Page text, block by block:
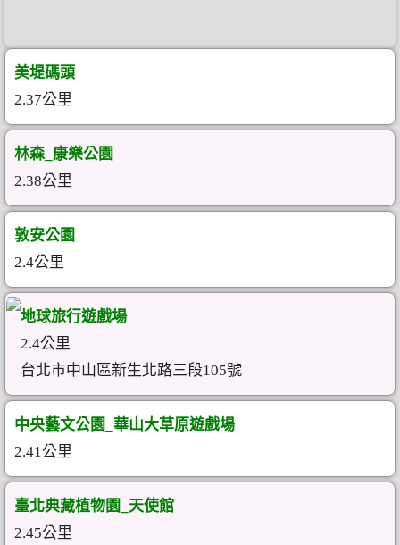
美堤碼頭
2.37公里
林森_康樂公園
2.38公里
敦安公園
2.4公里
地球旅行遊戲場
2.4公里
台北市中山區新生北路三段105號
中央藝文公園_華山大草原遊戲場
2.41公里
臺北典藏植物園_天使館
2.45公里